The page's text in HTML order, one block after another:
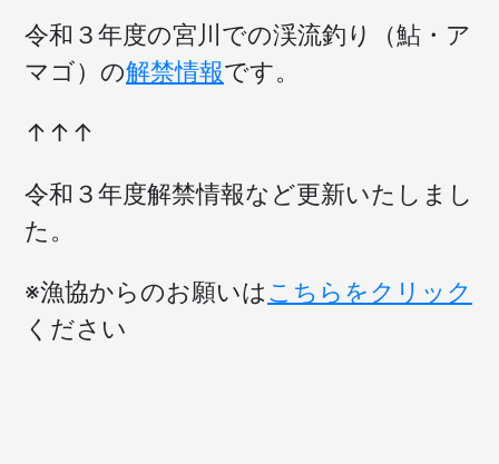
令和３年度の宮川での渓流釣り（鮎・ア
マゴ）の解禁情報です。
↑↑↑
令和３年度解禁情報など更新いたしまし
た。
※漁協からのお願いはこちらをクリック
ください